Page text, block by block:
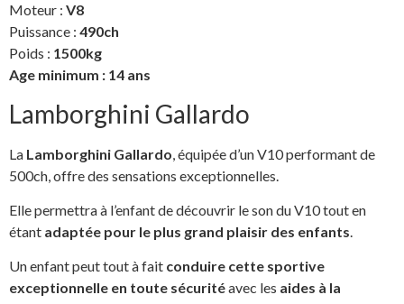
Moteur : V8
Puissance : 490ch
Poids : 1500kg
Age minimum : 14 ans
Lamborghini Gallardo
La Lamborghini Gallardo , équipée d’un V10 performant de
500ch, offre des sensations exceptionnelles.
Elle permettra à l’enfant de découvrir le son du V10 tout en
étant adaptée pour le plus grand plaisir des enfants.
Un enfant peut tout à fait conduire cette sportive
exceptionnelle en toute sécuritéavec les aides à la